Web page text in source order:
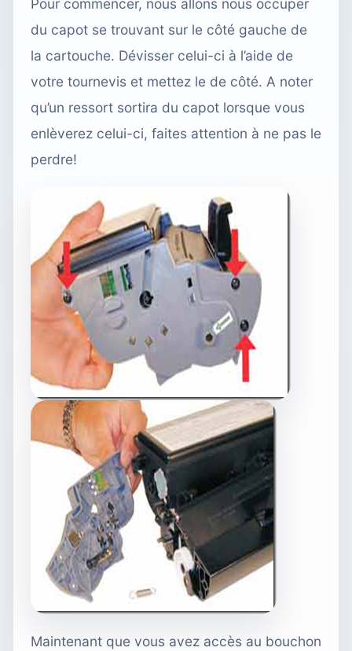
Pour commencer, nous allons nous occuper
du capot se trouvant sur le côté gauche de
la cartouche. Dévisser celui-ci à l’aide de
votre tournevis et mettez le de côté. A noter
qu’un ressort sortira du capot lorsque vous
enlèverez celui-ci, faites attention à ne pas le
perdre!
Maintenant que vous avez accès au bouchon